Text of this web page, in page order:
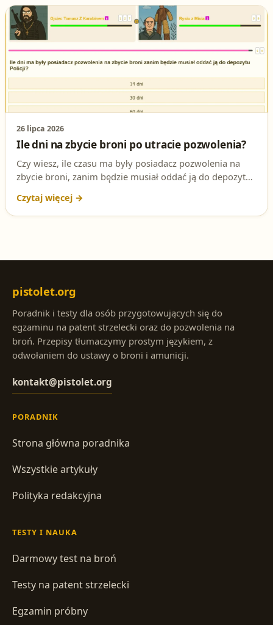
26 lipca 2026
Ile dni na zbycie broni po utracie pozwolenia?
Czy wiesz, ile czasu ma były posiadacz pozwolenia na
zbycie broni, zanim będzie musiał oddać ją do depozytu
pozwolenie na broń często sprawia trudności. Sprawdź
prawidłową odpowiedź i podstawę prawną.
pistolet.org
Poradnik i testy dla osób przygotowujących się do
egzaminu na patent strzelecki oraz do pozwolenia na
broń. Przepisy tłumaczymy prostym językiem, z
odwołaniem do ustawy o broni i amunicji.
kontakt@pistolet.org
PORADNIK
Strona główna poradnika
Wszystkie artykuły
Polityka redakcyjna
TESTY I NAUKA
Darmowy test na broń
Testy na patent strzelecki
Egzamin próbny